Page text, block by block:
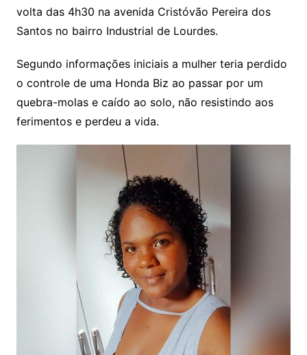
volta das 4h30 na avenida Cristóvão Pereira dos
Santos no bairro Industrial de Lourdes.
Segundo informações iniciais a mulher teria perdido
o controle de uma Honda Biz ao passar por um
quebra-molas e caído ao solo, não resistindo aos
ferimentos e perdeu a vida.